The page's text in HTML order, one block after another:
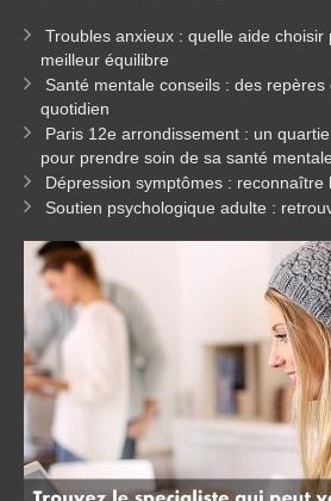
Troubles anxieux : quelle aide choisir
meilleur équilibre
Santé mentale conseils : des repères
quotidien
Paris 12e arrondissement : un
pour prendre soin de sa santé mentale
Dépression symptômes :
Soutien psychologique adulte :